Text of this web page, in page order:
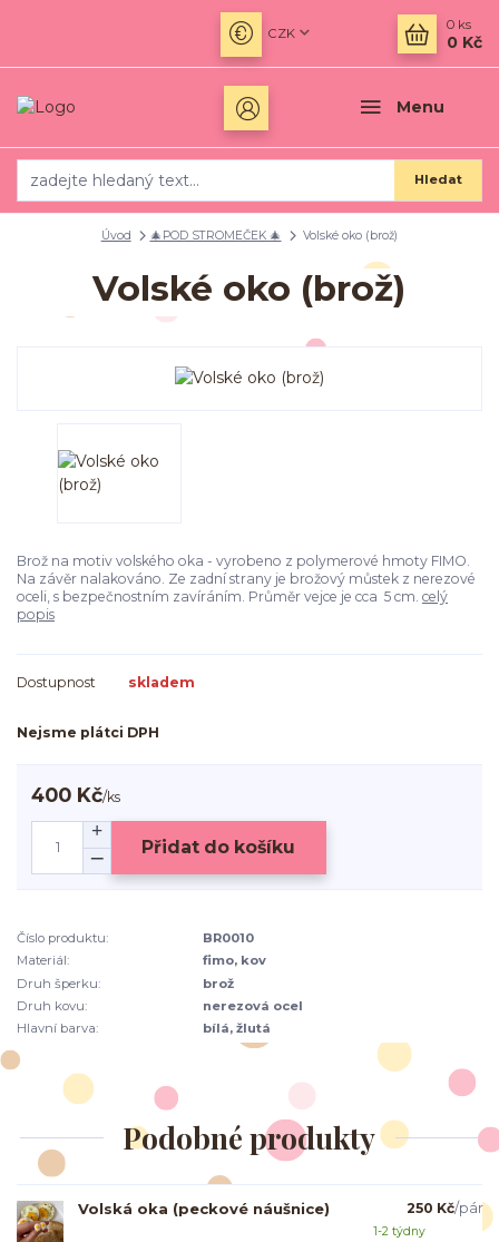
Menu
CZK
Hledat
0 ks
0 Kč
Úvod 🎄POD STROMEČEK 🎄 Volské oko (brož)
Volské oko (brož)
Brož na motiv volského oka - vyrobeno z polymerové hmoty FIMO.
Na závěr nalakováno. Ze zadní strany je brožový můstek z nerezové
oceli, s bezpečnostním zavíráním. Průměr vejce je cca 5 cm. celý
popis
Dostupnost skladem
Nejsme plátci DPH
400 Kč/ks
Přidat do košíku
Číslo produktu:
BR0010
Materiál:
fimo, kov
Druh šperku:
brož
Druh kovu:
nerezová ocel
Hlavní barva:
bílá, žlutá
Podobné produkty
Volská oka (peckové náušnice) 250 Kč/pár
1-2 týdny